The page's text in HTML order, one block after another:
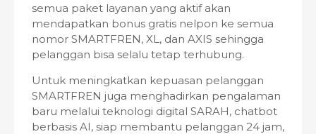
semua paket layanan yang aktif akan
mendapatkan bonus gratis nelpon ke semua
nomor SMARTFREN, XL, dan AXIS sehingga
pelanggan bisa selalu tetap terhubung.
Untuk meningkatkan kepuasan pelanggan
SMARTFREN juga menghadirkan pengalaman
baru melalui teknologi digital SARAH, chatbot
berbasis AI, siap membantu pelanggan 24 jam,